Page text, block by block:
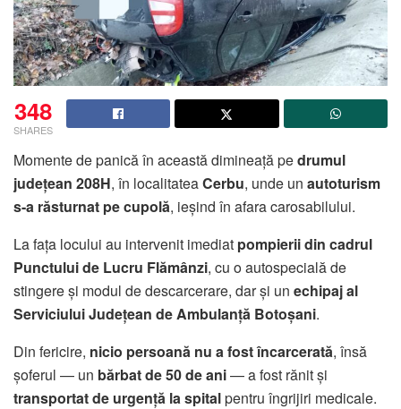
348
SHARES
Momente de panică în această dimineață pedrumul
județean 208H, în localitateaCerbu, unde un autoturism
s-a răsturnat pe cupolă, ieșind în afara carosabilului.
La fața locului au intervenit imediat pompierii din cadrul
Punctului de Lucru Flămânzi, cu o autospecială de
stingere și modul de descarcerare, dar și un echipaj al
Serviciului Județean de Ambulanță Botoșani.
Din fericire, nicio persoană nu a fost încarcerată, însă
șoferul — un bărbat de 50 de ani— a fost rănit și
transportat de urgență la spitalpentru îngrijiri medicale.